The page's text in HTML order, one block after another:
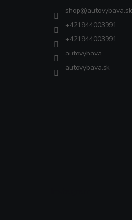
shop@autovybava.sk
+421944003991
+421944003991
autovybava
autovybava.sk